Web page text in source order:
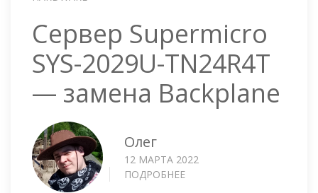
Сервер Supermicro
SYS-2029U-TN24R4T
— замена Backplane
Олег
12 МАРТА 2022
ПОДРОБНЕЕ